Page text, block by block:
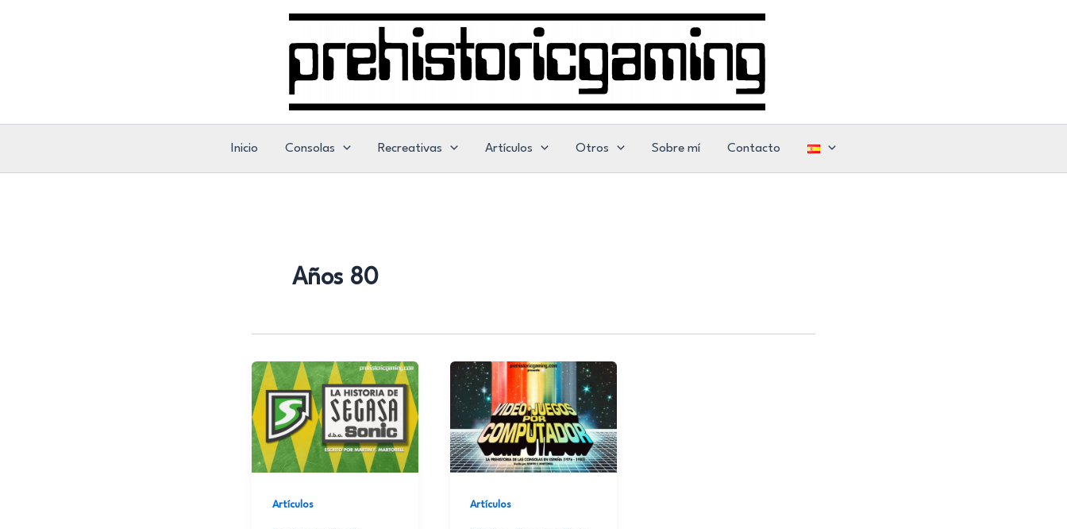
Inicio Consolas Recreativas Artículos Otros Sobre mí Contacto
Años 80
Artículos Artículos